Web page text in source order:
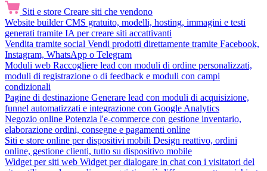
Siti e store Creare siti che vendono
Website builder CMS gratuito, modelli, hosting, immagini e testi
generati tramite IA per creare siti accattivanti
Vendita tramite social Vendi prodotti direttamente tramite Facebook,
Instagram, WhatsApp o Telegram
Moduli web Raccogliere lead con moduli di ordine personalizzati,
moduli di registrazione o di feedback e moduli con campi
condizionali
Pagine di destinazione Generare lead con moduli di acquisizione,
funnel automatizzati e integrazione con Google Analytics
Negozio online Potenzia l'e-commerce con gestione inventario,
elaborazione ordini, consegne e pagamenti online
Siti e store online per dispositivi mobili Design reattivo, ordini
online, gestione clienti, tutto su dispositivo mobile
Widget per siti web Widget per dialogare in chat con i visitatori del